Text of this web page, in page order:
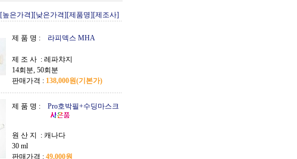
[높은가격][낮은가격][제품명][제조사]
제 품 명 : 라피덱스 MHA
제 조 사 : 레파챠지
14회분, 50회분
판매가격 : 138,000원(기본가)
제 품 명 : Pro호박필+수딩마스크
원 산 지 : 캐나다
30 ml
판매가격 : 49,000원